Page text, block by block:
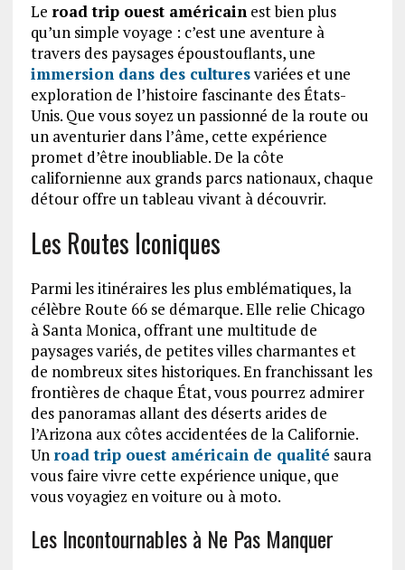
Le road trip ouest américainest bien plus
qu’un simple voyage : c’est une aventure à
travers des paysages époustouflants, une
immersion dans des culturesvariées et une
exploration de l’histoire fascinante des États-
Unis. Que vous soyez un passionné de la route ou
un aventurier dans l’âme, cette expérience
promet d’être inoubliable. De la côte
californienne aux grands parcs nationaux, chaque
détour offre un tableau vivant à découvrir.
Les Routes Iconiques
Parmi les itinéraires les plus emblématiques, la
célèbre Route 66 se démarque. Elle relie Chicago
à Santa Monica, offrant une multitude de
paysages variés, de petites villes charmantes et
de nombreux sites historiques. En franchissant les
frontières de chaque État, vous pourrez admirer
des panoramas allant des déserts arides de
l’Arizona aux côtes accidentées de la Californie.
Un road trip ouest américain de qualitésaura
vous faire vivre cette expérience unique, que
vous voyagiez en voiture ou à moto.
Les Incontournables à Ne Pas Manquer